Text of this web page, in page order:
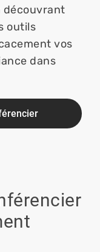
découvrant
outils
vos
dans